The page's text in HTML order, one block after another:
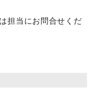
担当にお問合せくだ